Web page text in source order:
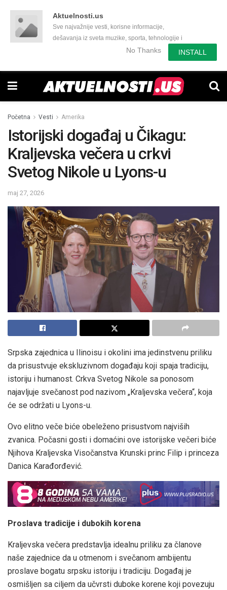
Aktuelnosti.us
Sve najvažnije vesti, korisne informacije,
dešavanja iz sveta muzike, sporta, tehnologije i
još mnogo toga zanimljivog.No Thanks INSTALL
Početna Vesti Amerika
Istorijski događaj u Čikagu:
Kraljevska večera u crkvi
Svetog Nikole u Lyons-u
maj 27, 2026
Srpska zajednica u Ilinoisu i okolini ima jedinstvenu priliku
da prisustvuje ekskluzivnom događaju koji spaja tradiciju,
istoriju i humanost. Crkva Svetog Nikole sa ponosom
najavljuje svečanost pod nazivom „Kraljevska večera“, koja
će se održati u Lyons-u.
Ovo elitno veče biće obeleženo prisustvom najviših
zvanica. Počasni gosti i domaćini ove istorijske večeri biće
Njihova Kraljevska Visočanstva Krunski princ Filip i princeza
Danica Karađorđević.
Proslava tradicije i dubokih korena
Kraljevska večera predstavlja idealnu priliku za članove
naše zajednice da u otmenom i svečanom ambijentu
proslave bogatu srpsku istoriju i tradiciju. Događaj je
osmišljen sa ciljem da učvrsti duboke korene koji povezuju